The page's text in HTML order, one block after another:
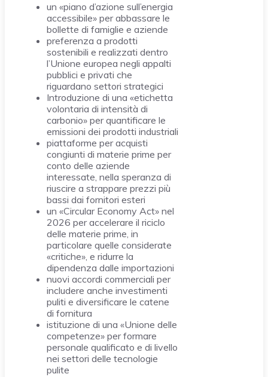
un «piano d’azione sull’energia
accessibile» per abbassare le
bollette di famiglie e aziende
preferenza a prodotti
sostenibili e realizzati dentro
l’Unione europea negli appalti
pubblici e privati che
riguardano settori strategici
Introduzione di una «etichetta
volontaria di intensità di
carbonio» per quantificare le
emissioni dei prodotti industriali
piattaforme per acquisti
congiunti di materie prime per
conto delle aziende
interessate, nella speranza di
riuscire a strappare prezzi più
bassi dai fornitori esteri
un «Circular Economy Act» nel
2026 per accelerare il riciclo
delle materie prime, in
particolare quelle considerate
«critiche», e ridurre la
dipendenza dalle importazioni
nuovi accordi commerciali per
includere anche investimenti
puliti e diversificare le catene
di fornitura
istituzione di una «Unione delle
competenze» per formare
personale qualificato e di livello
nei settori delle tecnologie
pulite